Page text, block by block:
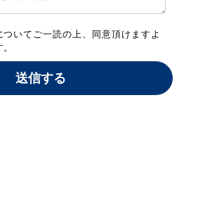
ついてご一読の上、同意頂けますよ